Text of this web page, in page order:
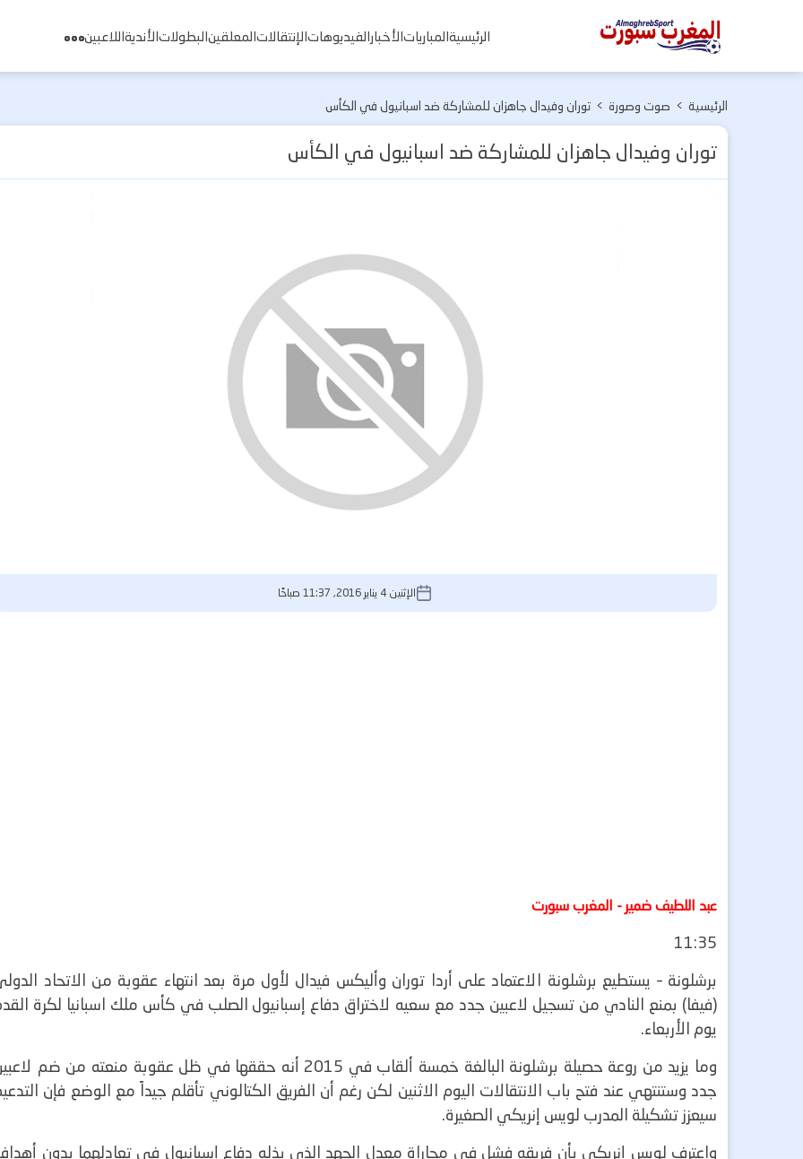
المغرب
الرئيسيةالمبارياتالأخبارالفيديوهاتالإنتقالاتالمعلقينالبطولاتالأنديةاللاعبين
الرئيسية > صوت وصورة > توران وفيدال جاهزان للمشاركة ضد اسبانيول في الكأس
توران وفيدال جاهزان للمشاركة ضد اسبانيول في الكأس
الإثنين 4 يناير 2016, 11:37 صباحًا
عبد اللطيف ضمير - المغرب سبورت
11:35
برشلونة – يستطيع برشلونة الاعتماد على أردا توران وأليكس فيدال لأول مرة بعد انتهاء عقوبة من الاتحاد
(فيفا) بمنع النادي من تسجيل لاعبين جدد مع سعيه لاختراق دفاع إسبانيول الصلب في كأس ملك اسبانيا لكرة
يوم الأربعاء.
وما يزيد من روعة حصيلة برشلونة البالغة خمسة ألقاب في 2015 أنه حققها في ظل عقوبة منعته من ضم
جدد وستنتهي عند فتح باب الانتقالات اليوم الاثنين لكن رغم أن الفريق الكتالوني تأقلم جيداً مع الوضع فإن
سيعزز تشكيلة المدرب لويس إنريكي الصغيرة.
واعترف لويس إنريكي بأن فريقه فشل في مجاراة معدل الجهد الذي بذله دفاع إسبانيول في تعادلهما بدون